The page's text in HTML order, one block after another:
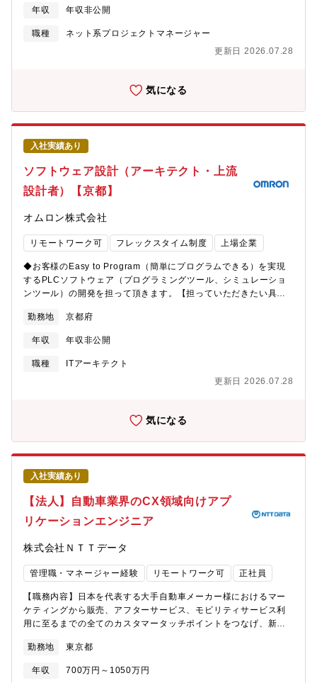
可・15名程度のメンバのマネジメント（労務管理、目標設定と人
事考課、高頻度な1on1を通じたメンバへの動機付けやキャリア育
成促進）・担当開発テーマのプロジェクトマネジメント など【募
者の高齢化、人財不足、属人化した開発に起因した低い開発生産
レーションなどDX技術やネットワーク技術を活用し、製造業のお
客様の開発生産性向上を通じて、世界や日本の製造業をより良く
していくことを目指しています。我々と一緒に、「製造業DX」の
推進を通じて製造業をより良くしていきたい、という想いを持っ
た方を、業界・企業問わず幅広く募集しています（制御機器の開
発経験は問いません）。【ミッション】■製造業・社会への貢献
PLCプログラム開発の自動化を進めることで、製造業が直面する
深刻な問題（熟練技術者の高齢化、人財不足、属人化した開発に
起因した低い開発生産性）の解決に貢献できます。■事業への貢献
し、結果、自社のコントローラ事業拡大に貢献できます。■ご自身
のキャリアの成長・製造業DXの最前線で、社会的意義のあるPLC
プログラム開発の自動化に関わることができます・同社での経験
があります【使用する開発言語・ソフト・装置/機器等】■ 開発環
境・使用言語・クラウドインフラ：AWS、Azure・LLM：OpenAI
API, Claude・言語：Python、C++/C#■ プロジェクト・タスク管
理・Jira / Redmine / Slack など■テスト管理・TestRail■ その
ョンセンタ 開発部同部門は、PLCを中心とした制御機器の技術
す。特に、生成AI、仮想化（Docker、ハイパーバイザ）、映像活
用などの技術をPLC・開発環境に搭載する技術の開発を行ってい
て、ご自身のWILLの表出を大事にする職場です。・ご自身のキャ
やすい職場です。【本ポジションの魅力】■世界・日本の製造業を
刻な問題（高齢化・人財不足・生産性向上など）の解決に貢献で
きます。■技術的挑戦と最先端技術への関与ができます・仮想化、
生成AI、AIエージェント・マルチエージェントなど、現在注目さ
れている技術に挑戦できます。・これらの技術開発を通じて、ご
自身のキャリア開発・スキルアップを図ることができます。■キャ
リアと成長の機会があります・技術志向の若手メンバーと共にご
自身のキャリア形成・成長の機会を得ることができます。【求め
る人物像】■チームワーキングに喜びを感じる方■新しい技術に興
味を持ち、チャレンジしていく方■自ら率先して開発に取り組む方
年収 年収非公開
職種
ネット系プロジェクトマネージャー
更新日 2026.07.28
気になる
入社実績あり
ソフトウェア設計（アーキテクト・上流
設計者）【京都】
オムロン株式会社
リモートワーク可 フレックスタイム制度 上場企業
◆お客様のEasy to Program（簡単にプログラムできる）を実現
するPLCソフトウェア（プログラミングツール、シミュレーショ
ンツール）の開発を担って頂きます。【担っていただきたい具体
義（QFD等に基づく開発優先度付け）・開発要件を実現できるア
ーキテクチャの検討・既存ソフトウェア（Sysmac Studio）のソ
ースコード分析と流用できる箇所の特定・上流設計（ユースケー
ス分析、状態遷移・シーケンス・データフロー・クラスの諸設
めとするモノづくり現場は、熟練技術者の高齢化、人財不足、属
しています。我々は、生成AIやシミュレーションなどDX技術やネ
ットワーク技術を活用し、製造業のお客様の開発生産性向上を通
じて、世界や日本の製造業をより良くしていくことを目指してい
ます。我々と一緒に、「製造業DX」の推進を通じて製造業をより
良くしていきたい、という想いを持った方を、業界・企業問わず
幅広く募集しています（制御機器の開発経験は問いません）。
【具体的な仕事内容に対しての期待する成果】■製造業・社会への
貢献PLCプログラム開発の自動化を進めることで、製造業が直面
する深刻な問題（熟練技術者の高齢化、人財不足、属人化した開
貢献お客様と一緒に課題解決をすることで、お客様の事業拡大に
貢献し、結果、自社のコントローラ事業拡大に貢献できます。■ご
自身のキャリアの成長・製造業DXの最前線で、社会的意義のある
経験を積むことで、社内外でのテックリーダとして活躍できる可
能性があります【使用する開発言語・ソフト・装置/機器等】■ 開
発環境・使用言語・クラウドインフラ：AWS、Azure・UMLツー
ル：EnterpriseArchitect・プログラミング：C++/C#・解析ツー
Jira / Redmine / Slack など■ その他・O365【組織構成】■商品
勤務地 京都府
年収 年収非公開
職種
ITアーキテクト
更新日 2026.07.28
気になる
入社実績あり
【法人】自動車業界のCX領域向けアプ
リケーションエンジニア
株式会社ＮＴＴデータ
管理職・マネージャー経験 リモートワーク可 正社員
【職務内容】日本を代表する大手自動車メーカー様におけるマー
ケティングから販売、アフターサービス、モビリティサービス利
用に至るまでの全てのカスタマータッチポイントをつなげ、新た
スタマージャーニー全体をデザインした上で、CMS、MA、
CRM、ビッグデータ分析、認証等、多様なデジタルソリューショ
ン・テクノロジーを活用して顧客体験とそれを支えるバックエン
勤務地 東京都
年収 700万円～1050万円